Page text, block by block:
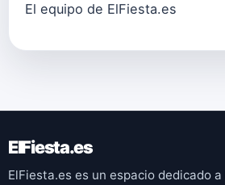
El equipo de ElFiesta.es
ElFiesta.es
ElFiesta.es es un espacio dedicado